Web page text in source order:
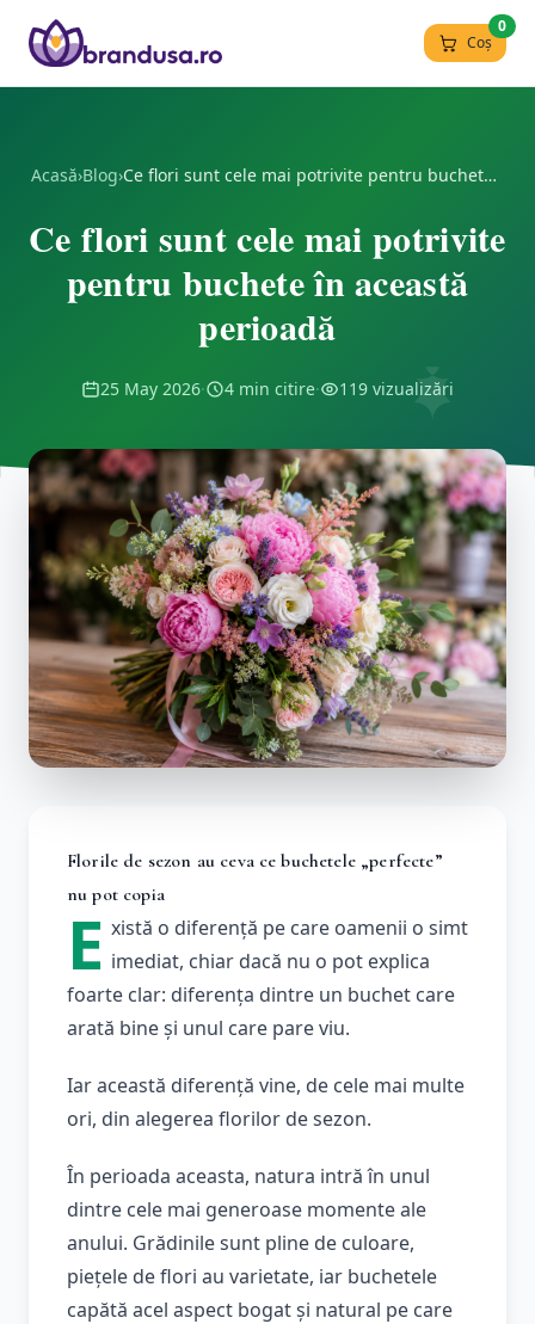
Coș
0
Acasă›Blog› Ce flori sunt cele mai potrivite pentru buchete în această perioadă
Ce flori sunt cele mai potrivite
pentru buchete în această
perioadă
25 May 2026· 4 min citire· 119 vizualizări
Florile de sezon au ceva ce buchetele „perfecte”
nu pot copia
E xistă o diferență pe care oamenii o simt
imediat, chiar dacă nu o pot explica
foarte clar: diferența dintre un buchet care
arată bine și unul care pare viu.
Iar această diferență vine, de cele mai multe
ori, din alegerea florilor de sezon.
În perioada aceasta, natura intră în unul
dintre cele mai generoase momente ale
anului. Grădinile sunt pline de culoare,
piețele de flori au varietate, iar buchetele
capătă acel aspect bogat și natural pe care